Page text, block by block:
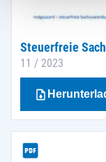
Steuerfreie
11 / 2023